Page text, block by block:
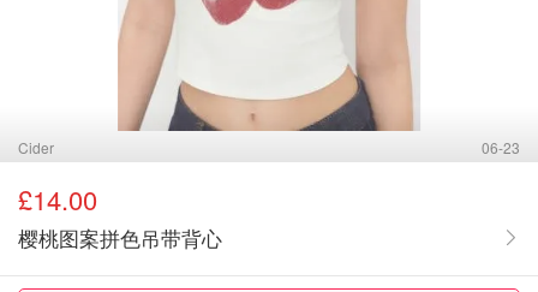
Cider 06-23
£14.00
樱桃图案拼色吊带背心